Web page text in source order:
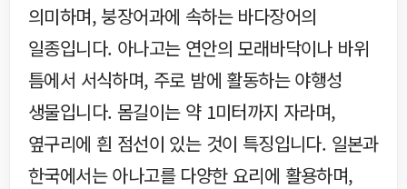
의미하며, 붕장어과에 속하는 바다장어의
일종입니다. 아나고는 연안의 모래바닥이나 바위
틈에서 서식하며, 주로 밤에 활동하는 야행성
생물입니다. 몸길이는 약 1미터까지 자라며,
옆구리에 흰 점선이 있는 것이 특징입니다. 일본과
한국에서는 아나고를 다양한 요리에 활용하며,